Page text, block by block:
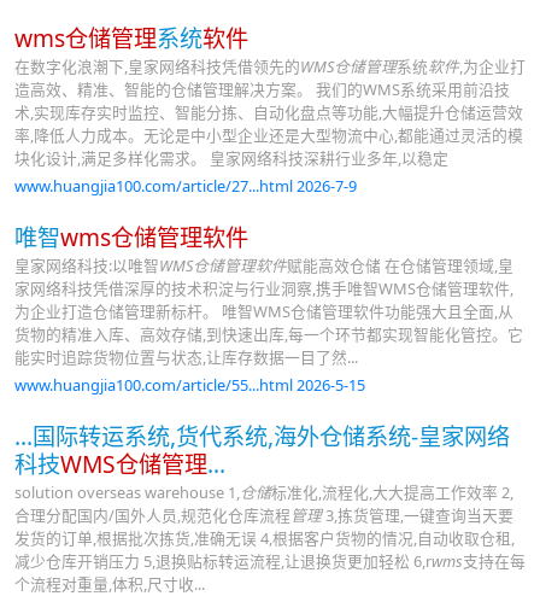
wms仓储管理系统软件
在数字化浪潮下,皇家网络科技凭借领先的WMS仓储管理系统软件,为企业打
造高效、精准、智能的仓储管理解决方案。 我们的WMS系统采用前沿技
术,实现库存实时监控、智能分拣、自动化盘点等功能,大幅提升仓储运营效
率,降低人力成本。无论是中小型企业还是大型物流中心,都能通过灵活的模
块化设计,满足多样化需求。 皇家网络科技深耕行业多年,以稳定
www.huangjia100.com/article/27...html 2026-7-9
唯智wms仓储管理软件
皇家网络科技:以唯智WMS仓储管理软件赋能高效仓储 在仓储管理领域,皇
家网络科技凭借深厚的技术积淀与行业洞察,携手唯智WMS仓储管理软件,
为企业打造仓储管理新标杆。 唯智WMS仓储管理软件功能强大且全面,从
货物的精准入库、高效存储,到快速出库,每一个环节都实现智能化管控。它
能实时追踪货物位置与状态,让库存数据一目了然...
www.huangjia100.com/article/55...html 2026-5-15
...国际转运系统,货代系统,海外仓储系统-皇家网络
科技WMS仓储管理...
solution overseas warehouse 1,仓储标准化,流程化,大大提高工作效率 2,
合理分配国内/国外人员,规范化仓库流程管理3,拣货管理,一键查询当天要
发货的订单,根据批次拣货,准确无误 4,根据客户货物的情况,自动收取仓租,
减少仓库开销压力 5,退换贴标转运流程,让退换货更加轻松 6,rwms支持在每
个流程对重量,体积,尺寸收...